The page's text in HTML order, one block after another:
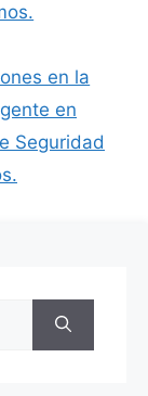
en la
en
Seguridad